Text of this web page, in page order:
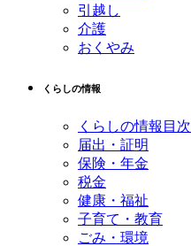
引越し
介護
おくやみ
くらしの情報
くらしの情報目次
届出・証明
保険・年金
税金
健康・福祉
子育て・教育
ごみ・環境